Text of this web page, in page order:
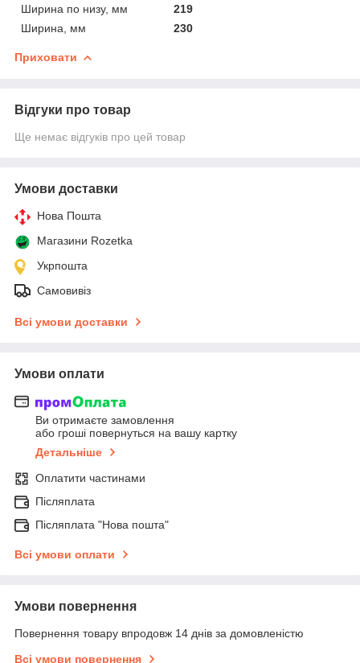
Ширина по низу, мм
219
Ширина, мм
230
Приховати
Відгуки про товар
Ще немає відгуків про цей товар
Умови доставки
Нова Пошта
Магазини Rozetka
Укрпошта
Самовивіз
Всі умови доставки
Умови оплати
Ви отримаєте замовлення
або гроші повернуться на вашу картку
Детальніше
Оплатити частинами
Післяплата
Післяплата "Нова пошта"
Всі умови оплати
Умови повернення
Повернення товару впродовж 14 днів за домовленістю
Всі умови повернення